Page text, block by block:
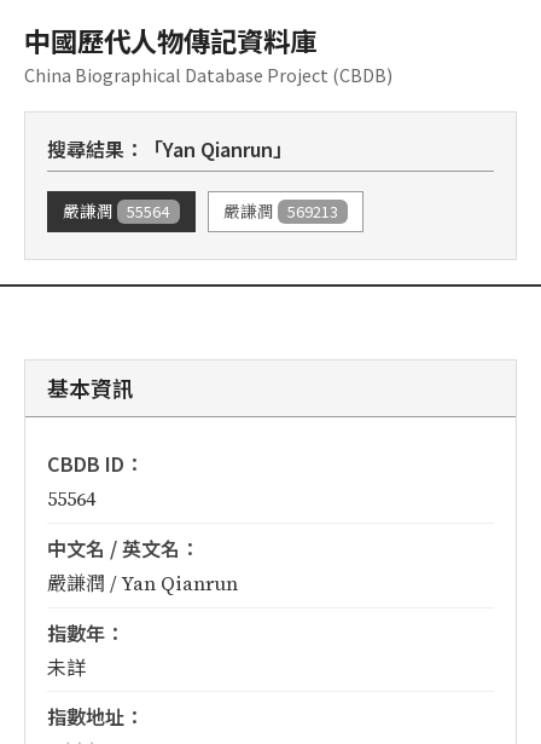
中國歷代人物傳記資料庫
China Biographical Database Project (CBDB)
搜尋結果：「Yan Qianrun」
嚴謙潤 55564 嚴謙潤 569213
基本資訊
CBDB ID：
55564
中文名 / 英文名：
嚴謙潤 / Yan Qianrun
指數年：
未詳
指數地址：